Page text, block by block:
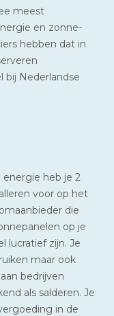
meest
en zonne-
hebben dat in
bij Nederlandse
heb je 2
voor op het
die
op je
lucratief zijn. Je
maar ook
bedrijven
als salderen. Je
in de